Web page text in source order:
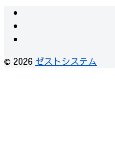
© 2026 ゼストシステム